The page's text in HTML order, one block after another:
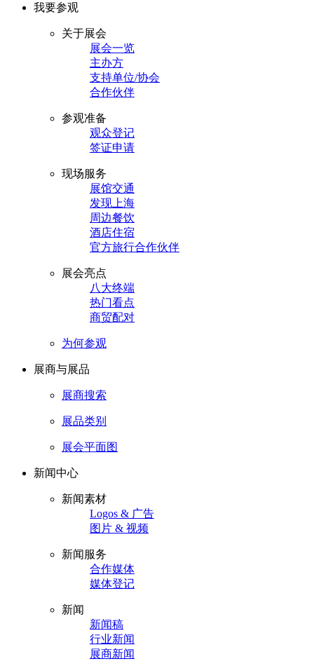
我要参观
关于展会
展会一览
主办方
支持单位/协会
合作伙伴
参观准备
观众登记
签证申请
现场服务
展馆交通
发现上海
周边餐饮
酒店住宿
官方旅行合作伙伴
展会亮点
八大终端
热门看点
商贸配对
为何参观
展商与展品
展商搜索
展品类别
展会平面图
新闻中心
新闻素材
Logos & 广告
图片 & 视频
新闻服务
合作媒体
媒体登记
新闻
新闻稿
行业新闻
展商新闻